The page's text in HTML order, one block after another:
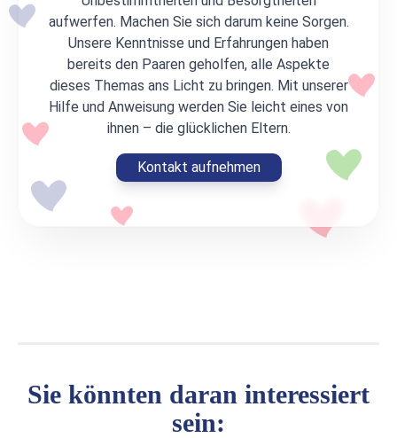
aufwerfen. Machen Sie sich darum keine Sorgen.
Unsere Kenntnisse und Erfahrungen haben
bereits den Paaren geholfen, alle Aspekte
dieses Themas ans Licht zu bringen. Mit unserer
Hilfe und Anweisung werden Sie leicht eines von
ihnen – die glücklichen Eltern.
Kontakt aufnehmen
Sie könnten daran interessiert
sein: